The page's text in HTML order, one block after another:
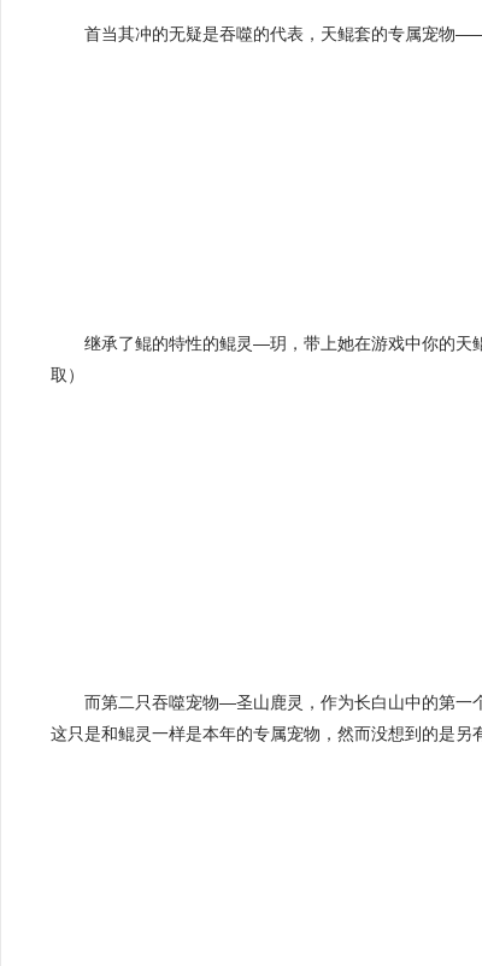
首当其冲的无疑是吞噬的代表， 天鲲套的专属宠物
继承了鲲的特性的鲲灵—玥，带上她在游戏中你的天
取）
而第二只吞噬宠物—圣山鹿灵 ，作为长白山中的第
这只是和鲲灵一样是本年的专属宠物，然而没想到的是另